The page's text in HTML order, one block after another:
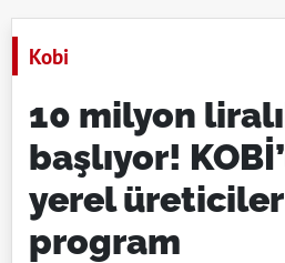
Kobi
10 milyon
başlıyor!
yerel
program